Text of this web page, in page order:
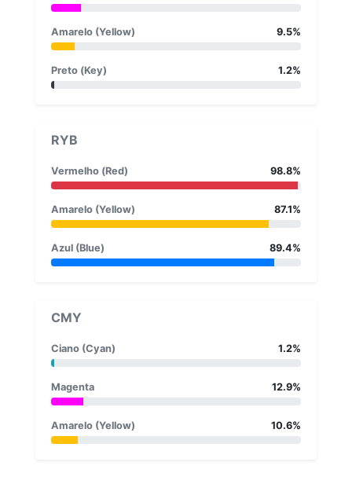
Amarelo (Yellow) 9.5%
Preto (Key) 1.2%
RYB
Vermelho (Red) 98.8%
Amarelo (Yellow) 87.1%
Azul (Blue) 89.4%
CMY
Ciano (Cyan) 1.2%
Magenta 12.9%
Amarelo (Yellow) 10.6%